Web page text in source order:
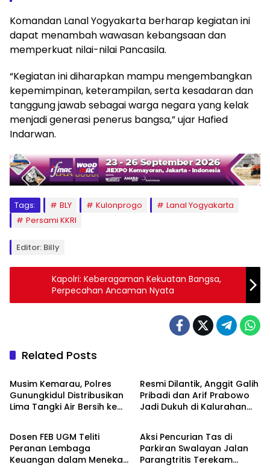
Komandan Lanal Yogyakarta berharap kegiatan ini
dapat menambah wawasan kebangsaan dan
memperkuat nilai-nilai Pancasila.
“Kegiatan ini diharapkan mampu mengembangkan
kepemimpinan, keterampilan, serta kesadaran dan
tanggung jawab sebagai warga negara yang kelak
menjadi generasi penerus bangsa,” ujar Hafied
Indarwan.
Tags: BLY Kulonprogo
Lanal Yogyakarta
Persami KKRI
Editor: Billy
Kapolri: Keberagaman Kekuatan Bangsa,
Perpecahan Ancaman Nyata
Related Posts
Berita
Musim Kemarau, Polres
Gunungkidul Distribusikan
Lima Tangki Air Bersih ke
Resmi Dilantik, Anggit Galih
Pribadi dan Arif Prabowo
Jadi Dukuh di Kalurahan
Berita
Dosen FEB UGM Teliti
Peranan Lembaga
Keuangan dalam Menekan
Berita
Aksi Pencurian Tas di
Parkiran Swalayan Jalan
Parangtritis Terekam
Berita Berita